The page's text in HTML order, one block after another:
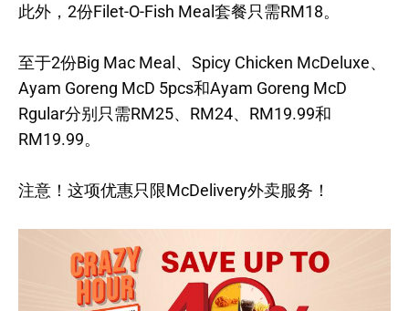
此外，2份Filet-O-Fish Meal套餐只需RM18。
至于2份Big Mac Meal、Spicy Chicken McDeluxe、
Ayam Goreng McD 5pcs和Ayam Goreng McD
Rgular分别只需RM25、RM24、RM19.99和
RM19.99。
注意！这项优惠只限McDelivery外卖服务！